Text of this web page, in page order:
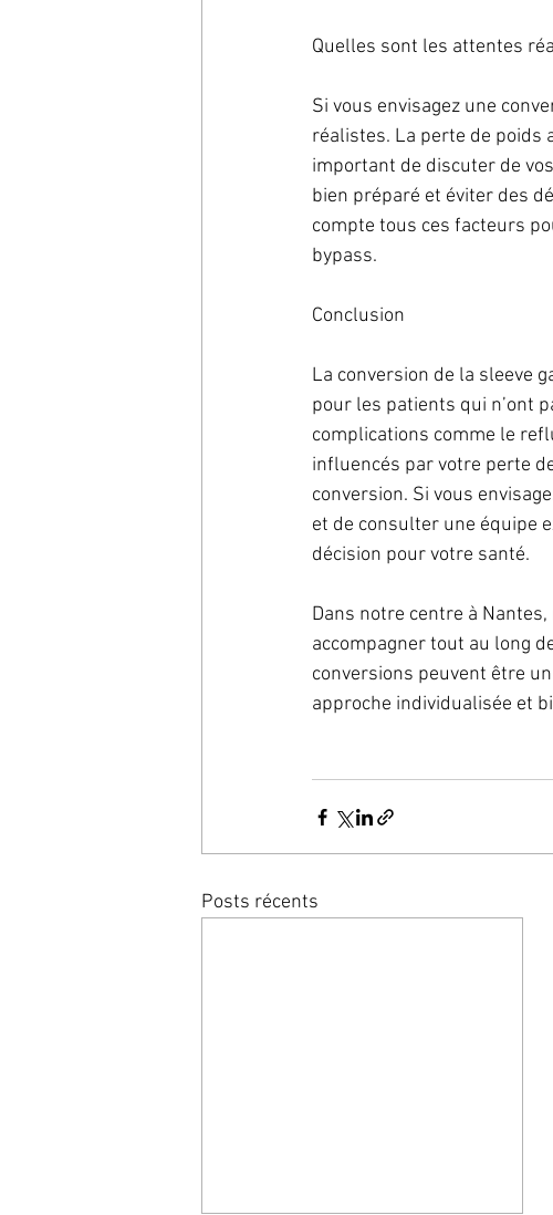
Quelles sont les attentes
Si vous envisagez une
réalistes. La perte de poids
important de discuter de
bien préparé et éviter des
compte tous ces facteurs
bypass.
Conclusion
La conversion de la sleeve
pour les patients qui n’ont
complications comme le
influencés par votre perte
conversion. Si vous
et de consulter une équipe
décision pour votre santé.
Dans notre centre à
accompagner tout au long
conversions peuvent être
approche individualisée et
Posts récents